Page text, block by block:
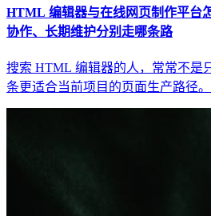
HTML 编辑器与在线网页制作平台
协作、长期维护分别走哪条路
搜索 HTML 编辑器的人，常常不是
条更适合当前项目的页面生产路径
作和长期维护三个场景，拆开